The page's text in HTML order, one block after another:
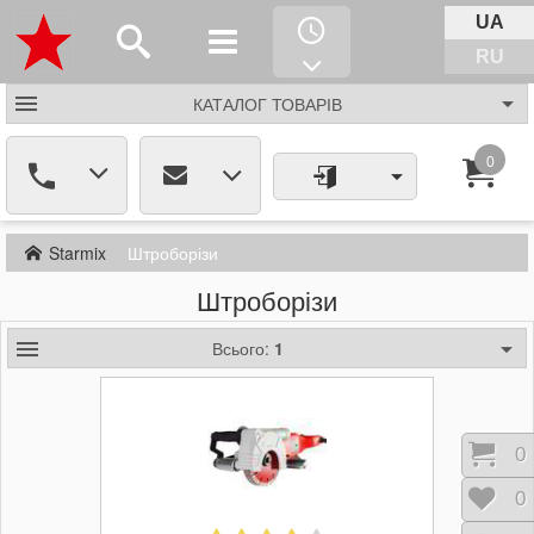
UA
RU
КАТАЛОГ ТОВАРІВ
0
Starmix Штроборізи
Штроборізи
Всього: 1
0
0